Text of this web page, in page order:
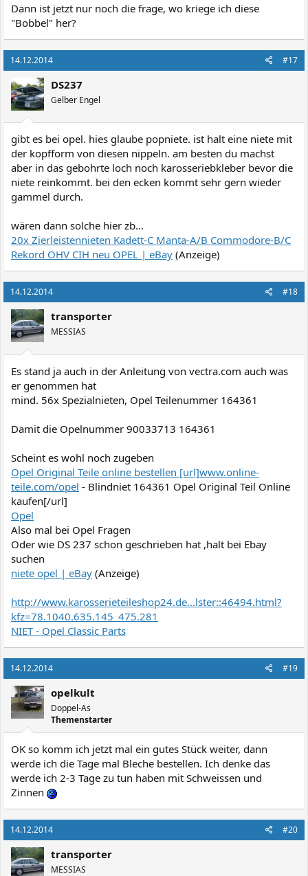
Dann ist jetzt nur noch die frage, wo kriege ich diese
"Bobbel" her?
14.12.2014 #17
DS237
Gelber Engel
gibt es bei opel. hies glaube popniete. ist halt eine niete mit
der kopfform von diesen nippeln. am besten du machst
aber in das gebohrte loch noch karosseriebkleber bevor die
niete reinkommt. bei den ecken kommt sehr gern wieder
gammel durch.
wären dann solche hier zb...
20x Zierleistennieten Kadett-C Manta-A/B Commodore-B/C
Rekord OHV CIH neu OPEL | eBay (Anzeige)
14.12.2014 #18
transporter
MESSIAS
Es stand ja auch in der Anleitung von vectra.com auch was
er genommen hat
mind. 56x Spezialnieten, Opel Teilenummer 164361
Damit die Opelnummer 90033713 164361
Scheint es wohl noch zugeben
Opel Original Teile online bestellen [url]www.online-
teile.com/opel - Blindniet 164361 Opel Original Teil Online
kaufen[/url]
Opel
Also mal bei Opel Fragen
Oder wie DS 237 schon geschrieben hat ,halt bei Ebay
suchen
niete opel | eBay (Anzeige)
http://www.karosserieteileshop24.de...lster::46494.html?
kfz=78.1040.635.145_475.281
NIET - Opel Classic Parts
14.12.2014 #19
opelkult
Doppel-As
Themenstarter
OK so komm ich jetzt mal ein gutes Stück weiter, dann
werde ich die Tage mal Bleche bestellen. Ich denke das
werde ich 2-3 Tage zu tun haben mit Schweissen und
Zinnen
14.12.2014 #20
transporter
MESSIAS